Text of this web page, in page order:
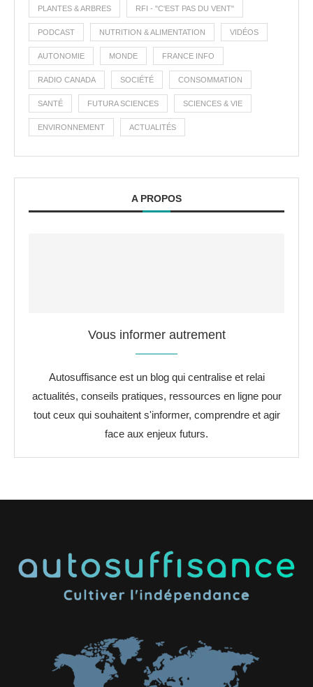
PLANTES & ARBRES RFI - "C'EST PAS DU VENT"
PODCAST NUTRITION & ALIMENTATION VIDÉOS
AUTONOMIE MONDE FRANCE INFO
RADIO CANADA SOCIÉTÉ CONSOMMATION
SANTÉ FUTURA SCIENCES SCIENCES & VIE
ENVIRONNEMENT ACTUALITÉS
A PROPOS
Vous informer autrement
Autosuffisance est un blog qui centralise et relai
actualités, conseils pratiques, ressources en ligne pour
tout ceux qui souhaitent s'informer, comprendre et agir
face aux enjeux futurs.